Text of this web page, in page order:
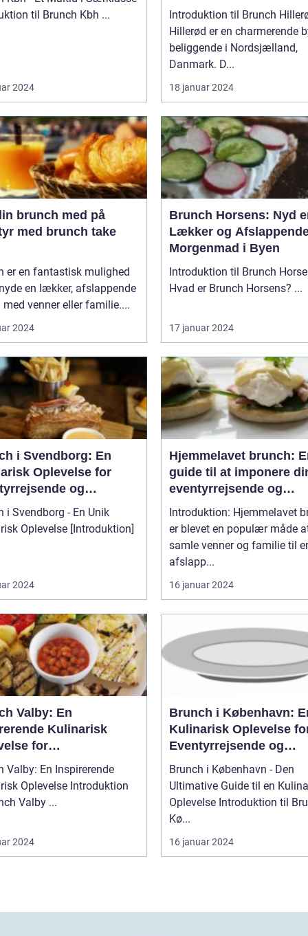
Introduktion til Brunch Kbh ...
2024
backpackere
Introduktion til Brunch
Hillerød er en charmerende
beliggende i Nordsjælland,
Danmark. D...
18 januar 2024
brunch med på
med brunch take
er en fantastisk mulighed
en lækker, afslappende
venner eller familie....
2024
Brunch Horsens: Nyd
Lækker og
Morgenmad i Byen
Introduktion til Brunch
Hvad er Brunch Horsens? ...
17 januar 2024
i Svendborg: En
Oplevelse for
og
i Svendborg - En Unik
[Introduktion]
2024
Hjemmelavet brunch:
guide til at imponere
eventyrrejsende og
backpacker-venner
lækker og historisk
inspireret måltid
Introduktion: Hjemmelavet
er blevet en populær måde
samle venner og familie til
afslapp...
16 januar 2024
Valby: En
Kulinarisk
for
og
Valby: En Inspirerende
Introduktion
til Brunch Valby ...
2024
Brunch i København:
Kulinarisk Oplevelse
Eventyrrejsende og
Backpackere
Brunch i København - Den
Ultimative Guide til en
Oplevelse Introduktion til Brunch i
Kø...
16 januar 2024